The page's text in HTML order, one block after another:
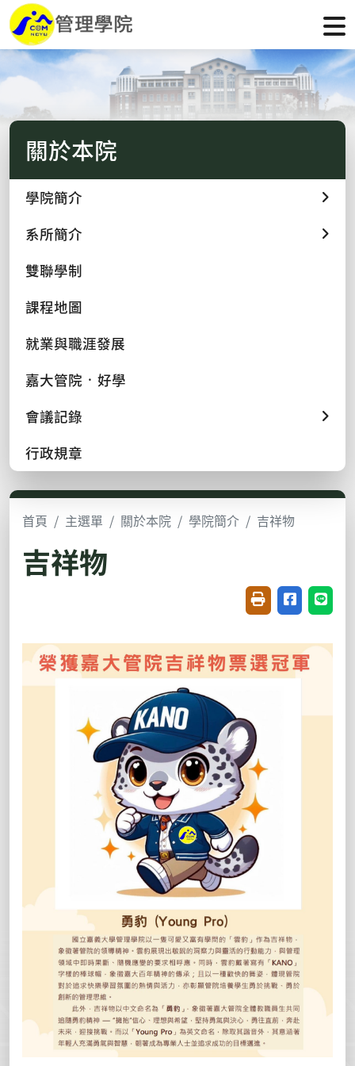
關於本院
學院簡介
系所簡介
雙聯學制
課程地圖
就業與職涯發展
嘉大管院 ᛫ 好學
會議記錄
行政規章
首頁 主選單 關於本院 學院簡介 吉祥物
吉祥物
友善列印(開新視
分享至臉書
分享